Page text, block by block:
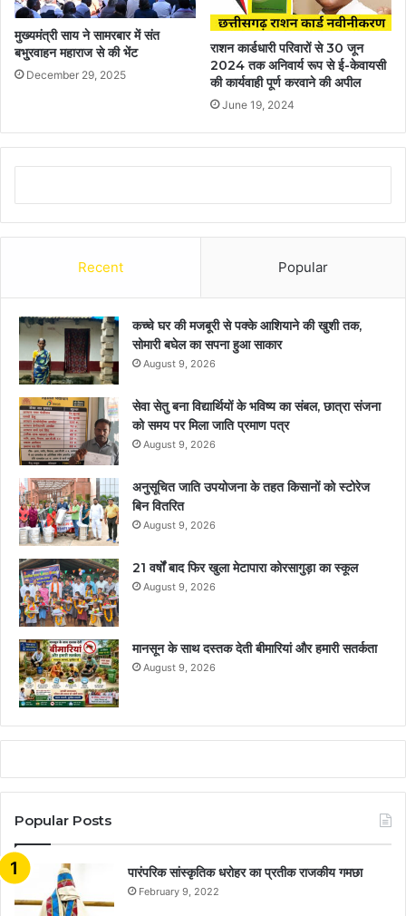
मुख्यमंत्री साय ने सामरबार में संत
बभु्रवाहन महाराज से की भेंट
December 29, 2025
राशन कार्डधारी परिवारों से 30 जून
2024 तक अनिवार्य रूप से ई-केवायसी
की कार्यवाही पूर्ण करवाने की अपील
June 19, 2024
Recent Popular
कच्चे घर की मजबूरी से पक्के आशियाने की खुशी तक,
सोमारी बघेल का सपना हुआ साकार
August 9, 2026
सेवा सेतु बना विद्यार्थियों के भविष्य का संबल, छात्रा संजना
को समय पर मिला जाति प्रमाण पत्र
August 9, 2026
अनुसूचित जाति उपयोजना के तहत किसानों को स्टोरेज
बिन वितरित
August 9, 2026
21 वर्षों बाद फिर खुला मेटापारा कोरसागुड़ा का स्कूल
August 9, 2026
मानसून के साथ दस्तक देती बीमारियां और हमारी सतर्कता
August 9, 2026
Popular Posts
​​​​​​​पारंपरिक सांस्कृतिक धरोहर का प्रतीक राजकीय गमछा
February 9, 2022